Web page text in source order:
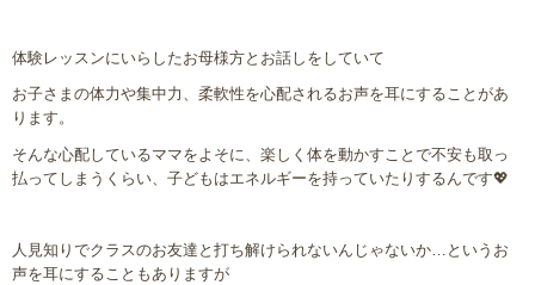
体験レッスンにいらしたお母様方とお話しをしていて
お子さまの体力や集中力、柔軟性を心配されるお声を耳にすることがあ
ります。
そんな心配しているママをよそに、楽しく体を動かすことで不安も取っ
払ってしまうくらい、子どもはエネルギーを持っていたりするんです💖
人見知りでクラスのお友達と打ち解けられないんじゃないか… というお
声を耳にすることもありますが